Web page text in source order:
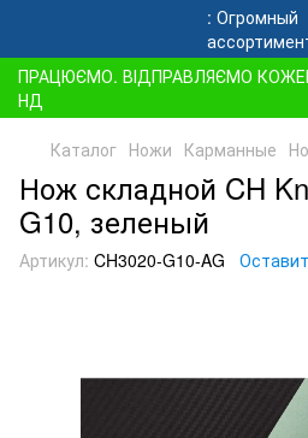
ПРАЦЮЄМО. ВІДПРАВЛЯЄМО
НД
Каталог Ножи Карманные
Нож складной CH
G10, зеленый
Артикул: CH3020-G10-AG